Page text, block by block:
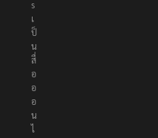
e
r
s
เ
ป็
น
สื่
อ
อ
อ